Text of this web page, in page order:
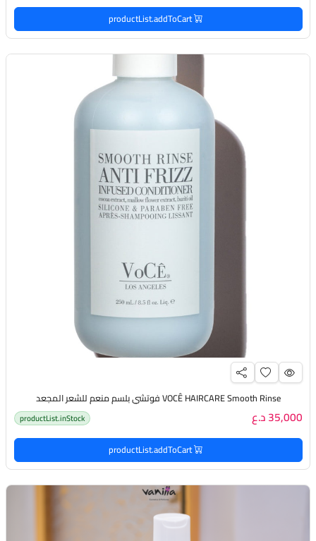
productList.addToCart
VOCÊ HAIRCARE Smooth Rinse فوتشي بلسم منعم للشعر المجعد
35,000 د.ع productList.inStock
productList.addToCart